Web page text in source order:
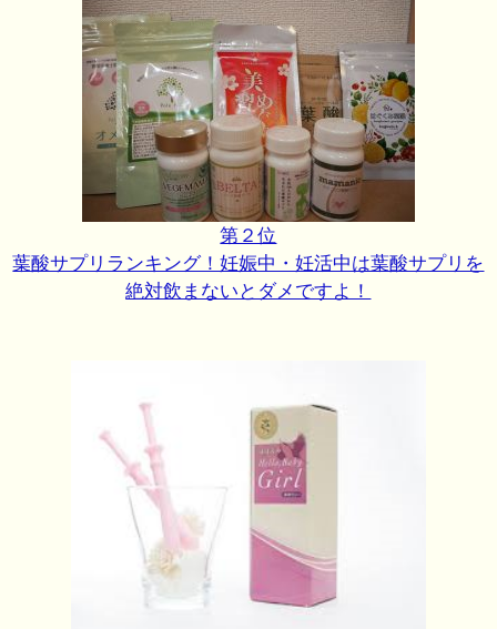
第２位
葉酸サプリランキング！妊娠中・妊活中は葉酸サプリを
絶対飲まないとダメですよ！